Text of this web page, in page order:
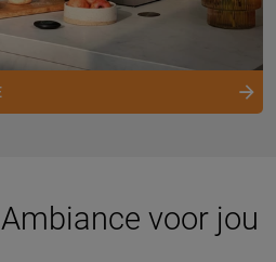
voor jou